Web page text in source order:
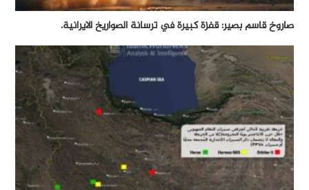
صاروخ قاسم بصير: قفزة كبيرة في ترسانة الصواريخ الايرانية.